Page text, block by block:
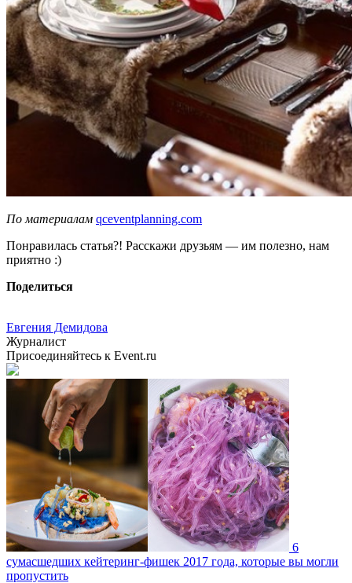
По материалам qceventplanning.com
Понравилась статья?! Расскажи друзьям — им полезно, нам
приятно :)
Поделиться
Евгения Демидова
Журналист
Присоединяйтесь к Event.ru
6
сумасшедших кейтеринг-фишек 2017 года, которые вы могли
пропустить